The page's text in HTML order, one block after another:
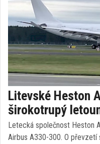
Litevské Heston
širokotrupý
Letecká společnost Heston
Airbus A330-300. O převzetí